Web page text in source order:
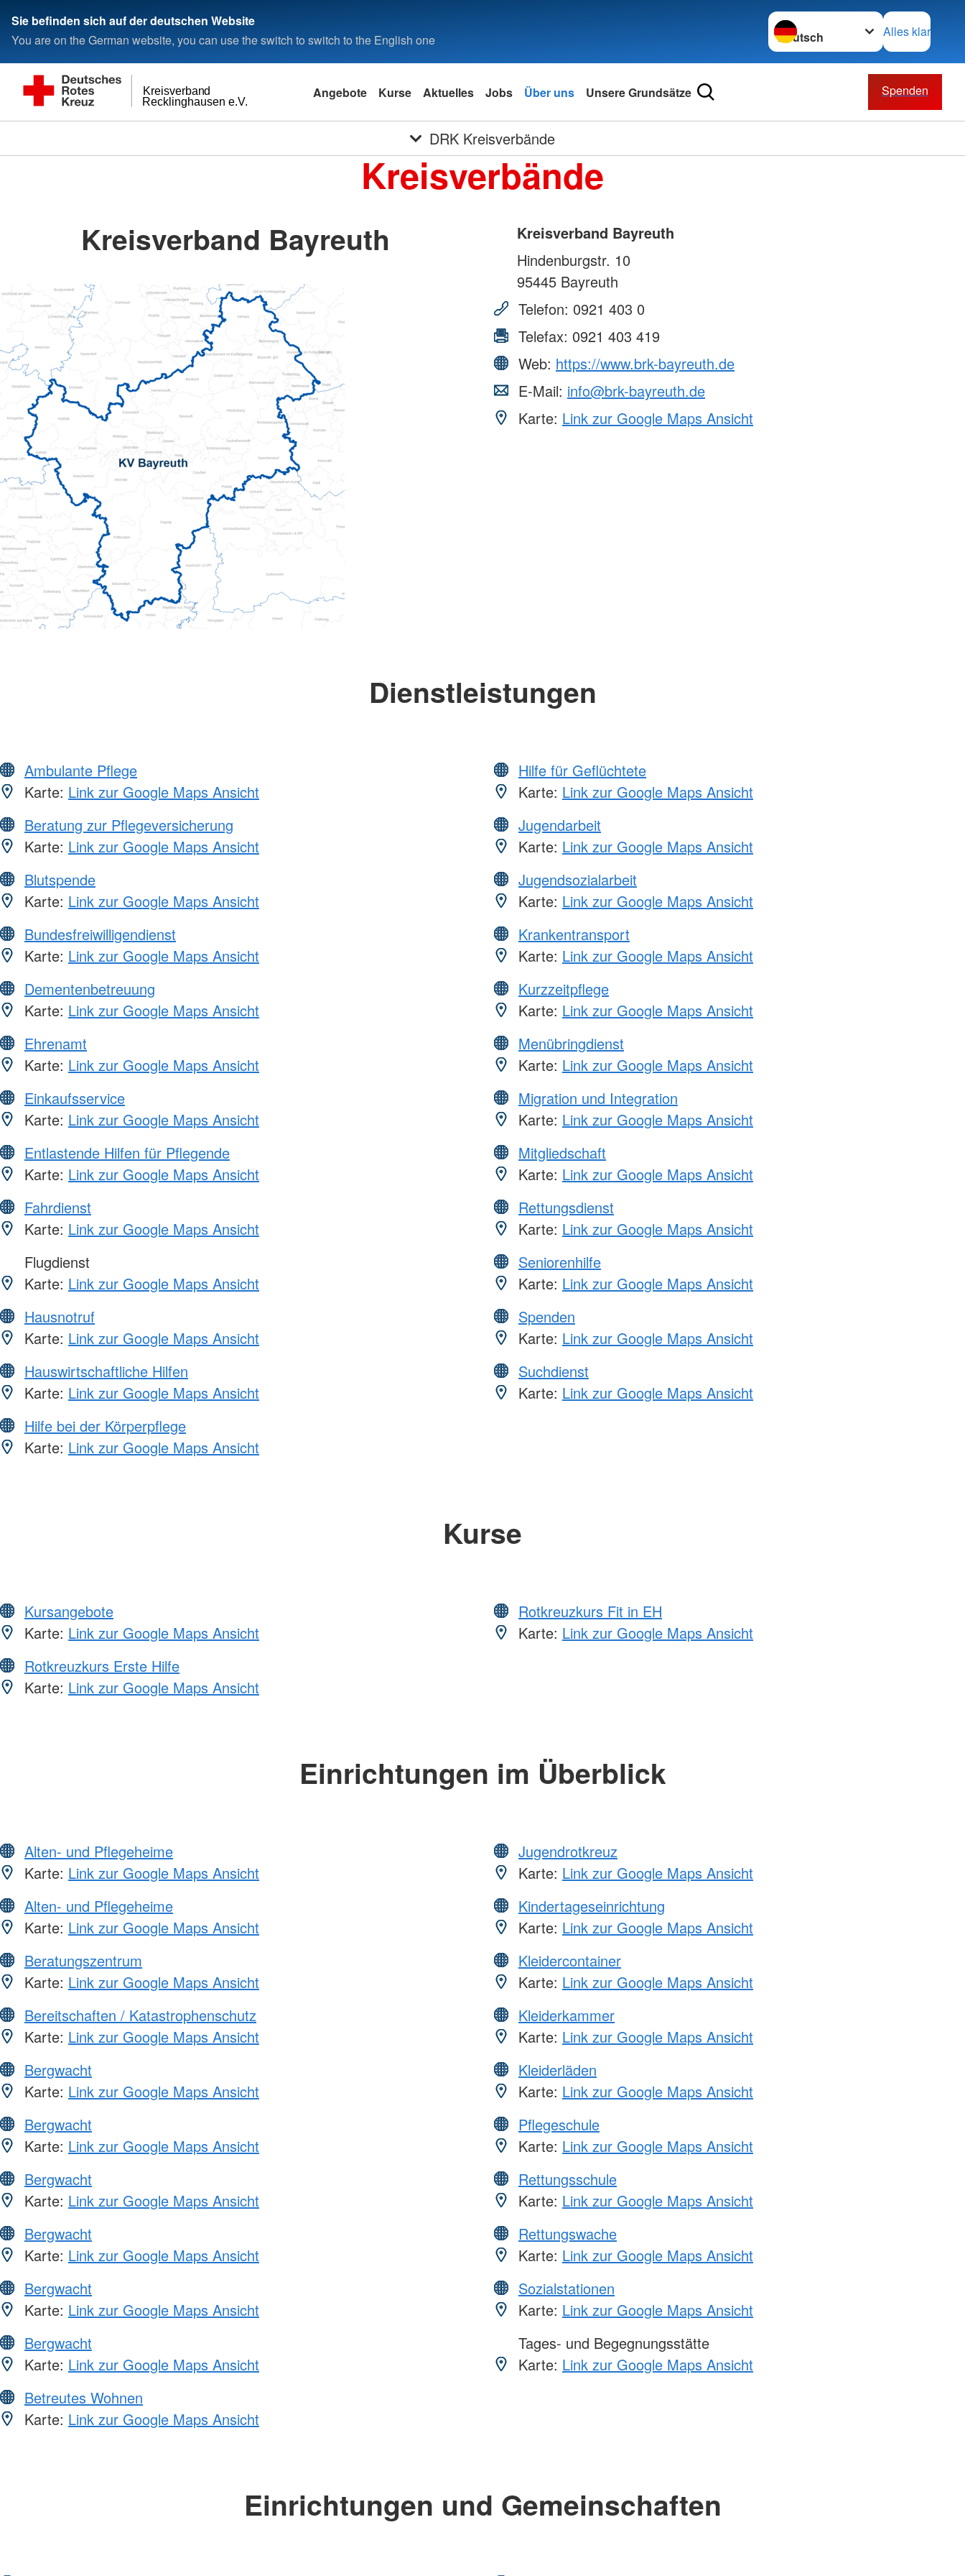
Sie befinden sich auf der deutschen Website
You are on the German website, you can use the switch to switch to the English one
Sprache wechseln zu
Alles klar
Recklinghausen e.V.
Kreisverband Angebote Kurse Aktuelles Jobs Über uns Unsere Grundsätze Spenden
DRK Kreisverbände
Kreisverbände
Kreisverband Bayreuth
Kreisverband Bayreuth
Hindenburgstr. 10
95445 Bayreuth
Telefon: 0921 403 0
Telefax: 0921 403 419
Web: https://www.brk-bayreuth.de
E-Mail: info@brk-bayreuth.de
Karte: Link zur Google Maps Ansicht
Dienstleistungen
Ambulante Pflege
Karte: Link zur Google Maps Ansicht
Beratung zur Pflegeversicherung
Karte: Link zur Google Maps Ansicht
Blutspende
Karte: Link zur Google Maps Ansicht
Bundesfreiwilligendienst
Karte: Link zur Google Maps Ansicht
Dementenbetreuung
Karte: Link zur Google Maps Ansicht
Ehrenamt
Karte: Link zur Google Maps Ansicht
Einkaufsservice
Karte: Link zur Google Maps Ansicht
Entlastende Hilfen für Pflegende
Karte: Link zur Google Maps Ansicht
Fahrdienst
Karte: Link zur Google Maps Ansicht
Flugdienst
Karte: Link zur Google Maps Ansicht
Hausnotruf
Karte: Link zur Google Maps Ansicht
Hauswirtschaftliche Hilfen
Karte: Link zur Google Maps Ansicht
Hilfe bei der Körperpflege
Karte: Link zur Google Maps Ansicht
Hilfe für Geflüchtete
Karte: Link zur Google Maps Ansicht
Jugendarbeit
Karte: Link zur Google Maps Ansicht
Jugendsozialarbeit
Karte: Link zur Google Maps Ansicht
Krankentransport
Karte: Link zur Google Maps Ansicht
Kurzzeitpflege
Karte: Link zur Google Maps Ansicht
Menübringdienst
Karte: Link zur Google Maps Ansicht
Migration und Integration
Karte: Link zur Google Maps Ansicht
Mitgliedschaft
Karte: Link zur Google Maps Ansicht
Rettungsdienst
Karte: Link zur Google Maps Ansicht
Seniorenhilfe
Karte: Link zur Google Maps Ansicht
Spenden
Karte: Link zur Google Maps Ansicht
Suchdienst
Karte: Link zur Google Maps Ansicht
Kurse
Kursangebote
Karte: Link zur Google Maps Ansicht
Rotkreuzkurs Erste Hilfe
Karte: Link zur Google Maps Ansicht
Rotkreuzkurs Fit in EH
Karte: Link zur Google Maps Ansicht
Einrichtungen im Überblick
Alten- und Pflegeheime
Karte: Link zur Google Maps Ansicht
Alten- und Pflegeheime
Karte: Link zur Google Maps Ansicht
Beratungszentrum
Karte: Link zur Google Maps Ansicht
Bereitschaften / Katastrophenschutz
Karte: Link zur Google Maps Ansicht
Bergwacht
Karte: Link zur Google Maps Ansicht
Bergwacht
Karte: Link zur Google Maps Ansicht
Bergwacht
Karte: Link zur Google Maps Ansicht
Bergwacht
Karte: Link zur Google Maps Ansicht
Bergwacht
Karte: Link zur Google Maps Ansicht
Bergwacht
Karte: Link zur Google Maps Ansicht
Betreutes Wohnen
Karte: Link zur Google Maps Ansicht
Jugendrotkreuz
Karte: Link zur Google Maps Ansicht
Kindertageseinrichtung
Karte: Link zur Google Maps Ansicht
Kleidercontainer
Karte: Link zur Google Maps Ansicht
Kleiderkammer
Karte: Link zur Google Maps Ansicht
Kleiderläden
Karte: Link zur Google Maps Ansicht
Pflegeschule
Karte: Link zur Google Maps Ansicht
Rettungsschule
Karte: Link zur Google Maps Ansicht
Rettungswache
Karte: Link zur Google Maps Ansicht
Sozialstationen
Karte: Link zur Google Maps Ansicht
Tages- und Begegnungsstätte
Karte: Link zur Google Maps Ansicht
Einrichtungen und Gemeinschaften